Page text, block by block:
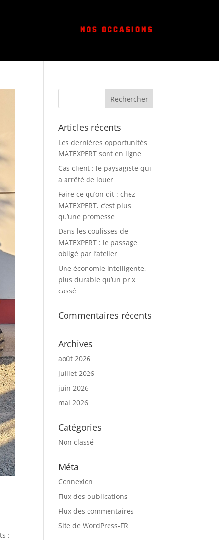
NOS OCCASIONS
:
Articles récents
Les dernières opportunités
MATEXPERT sont en ligne
Cas client : le paysagiste qui
a arrêté de louer
Faire ce qu’on dit : chez
MATEXPERT, c’est plus
qu’une promesse
Dans les coulisses de
MATEXPERT : le passage
obligé par l’atelier
Une économie intelligente,
plus durable qu’un prix
cassé
Commentaires récents
Archives
août 2026
juillet 2026
juin 2026
mai 2026
Catégories
Non classé
Méta
Connexion
Flux des publications
Flux des commentaires
Site de WordPress-FR